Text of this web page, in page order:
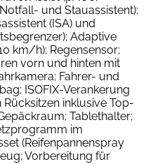
und Stauassistent);
(ISA) und
Adaptive
km/h); Regensensor;
vorn und hinten mit
Fahrer- und
ISOFIX-Verankerung
inklusive Top-
Tablethalter;
im
(Reifenpannenspray
Vorbereitung für